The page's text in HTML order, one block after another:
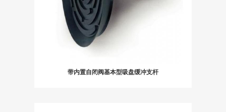
带内置自闭阀基本型吸盘缓冲支杆